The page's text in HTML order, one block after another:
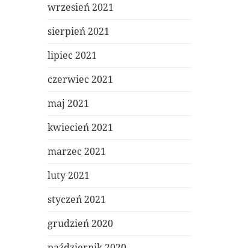
wrzesień 2021
sierpień 2021
lipiec 2021
czerwiec 2021
maj 2021
kwiecień 2021
marzec 2021
luty 2021
styczeń 2021
grudzień 2020